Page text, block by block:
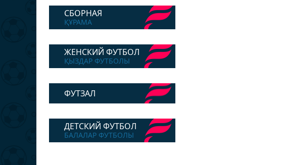
СБОРНАЯ
ҚҰРАМА
ЖЕНСКИЙ ФУТБОЛ
ҚЫЗДАР ФУТБОЛЫ
ФУТЗАЛ
ДЕТСКИЙ ФУТБОЛ
БАЛАЛАР ФУТБОЛЫ